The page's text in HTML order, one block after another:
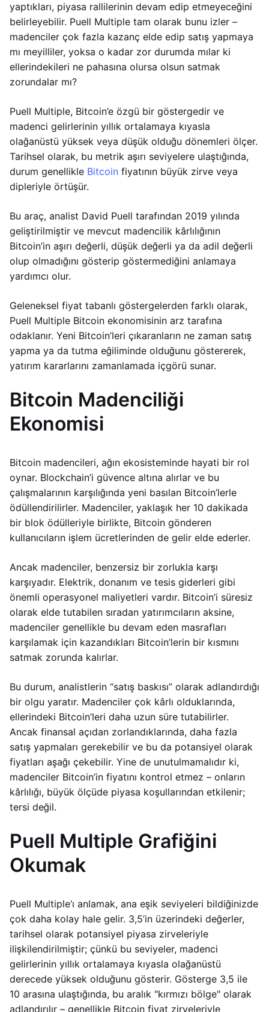
yaptıkları, piyasa rallilerinin devam edip etmeyeceğini
belirleyebilir. Puell Multiple tam olarak bunu izler –
madenciler çok fazla kazanç elde edip satış yapmaya
mı meyilliler, yoksa o kadar zor durumda mılar ki
ellerindekileri ne pahasına olursa olsun satmak
zorundalar mı?
Puell Multiple, Bitcoin’e özgü bir göstergedir ve
madenci gelirlerinin yıllık ortalamaya kıyasla
olağanüstü yüksek veya düşük olduğu dönemleri ölçer.
Tarihsel olarak, bu metrik aşırı seviyelere ulaştığında,
durum genellikle Bitcoin fiyatının büyük zirve veya
dipleriyle örtüşür.
Bu araç, analist David Puell tarafından 2019 yılında
geliştirilmiştir ve mevcut madencilik kârlılığının
Bitcoin’in aşırı değerli, düşük değerli ya da adil değerli
olup olmadığını gösterip göstermediğini anlamaya
yardımcı olur.
Geleneksel fiyat tabanlı göstergelerden farklı olarak,
Puell Multiple Bitcoin ekonomisinin arz tarafına
odaklanır. Yeni Bitcoin’leri çıkaranların ne zaman satış
yapma ya da tutma eğiliminde olduğunu göstererek,
yatırım kararlarını zamanlamada içgörü sunar.
Bitcoin Madenciliği
Ekonomisi
Bitcoin madencileri, ağın ekosisteminde hayati bir rol
oynar. Blockchain’i güvence altına alırlar ve bu
çalışmalarının karşılığında yeni basılan Bitcoin’lerle
ödüllendirilirler. Madenciler, yaklaşık her 10 dakikada
bir blok ödülleriyle birlikte, Bitcoin gönderen
kullanıcıların işlem ücretlerinden de gelir elde ederler.
Ancak madenciler, benzersiz bir zorlukla karşı
karşıyadır. Elektrik, donanım ve tesis giderleri gibi
önemli operasyonel maliyetleri vardır. Bitcoin’i süresiz
olarak elde tutabilen sıradan yatırımcıların aksine,
madenciler genellikle bu devam eden masrafları
karşılamak için kazandıkları Bitcoin’lerin bir kısmını
satmak zorunda kalırlar.
Bu durum, analistlerin “satış baskısı” olarak adlandırdığı
bir olgu yaratır. Madenciler çok kârlı olduklarında,
ellerindeki Bitcoin’leri daha uzun süre tutabilirler.
Ancak finansal açıdan zorlandıklarında, daha fazla
satış yapmaları gerekebilir ve bu da potansiyel olarak
fiyatları aşağı çekebilir. Yine de unutulmamalıdır ki,
madenciler Bitcoin’in fiyatını kontrol etmez – onların
kârlılığı, büyük ölçüde piyasa koşullarından etkilenir;
tersi değil.
Puell Multiple Grafiğini
Okumak
Puell Multiple’ı anlamak, ana eşik seviyeleri bildiğinizde
çok daha kolay hale gelir. 3,5’in üzerindeki değerler,
tarihsel olarak potansiyel piyasa zirveleriyle
ilişkilendirilmiştir; çünkü bu seviyeler, madenci
gelirlerinin yıllık ortalamaya kıyasla olağanüstü
derecede yüksek olduğunu gösterir. Gösterge 3,5 ile
10 arasına ulaştığında, bu aralık "kırmızı bölge" olarak
adlandırılır – genellikle Bitcoin fiyat zirveleriyle